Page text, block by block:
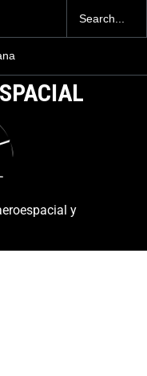
mexicanos cuesta 2.9
millones de dólares
y